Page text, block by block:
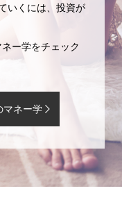
いくには、投資が
ー学をチェック
マネー学